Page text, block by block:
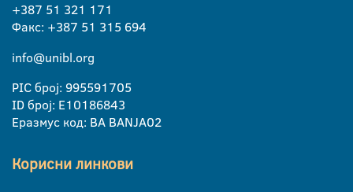
+387 51 321 171
Факс: +387 51 315 694
info@unibl.org
PIC број: 995591705
ID број: E10186843
Еразмус код: BA BANJA02
Корисни линкови